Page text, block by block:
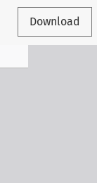
Download